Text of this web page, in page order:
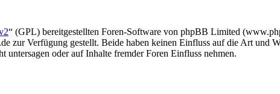
“ (GPL) bereitgestellten Foren-Software von phpBB Limited
zur Verfügung gestellt. Beide haben keinen Einfluss auf die Art und
oder auf Inhalte fremder Foren Einfluss nehmen.